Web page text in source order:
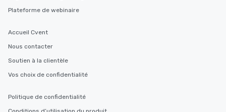
Plateforme de webinaire
Accueil Cvent
Nous contacter
Soutien à la clientèle
Vos choix de confidentialité
Politique de confidentialité